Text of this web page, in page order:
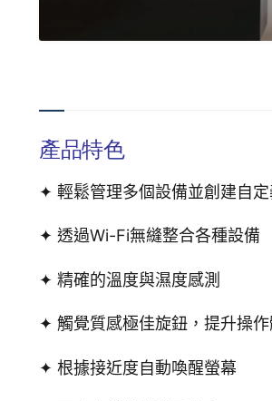
產品特色
✦ 輕鬆管理多個設備並創建自
✦ 透過Wi-Fi無縫整合各種設備
✦ 精確的溫度與濕度感測
✦ 觸覺質感極佳旋鈕，提升操作
✦ 根據接近度自動喚醒螢幕